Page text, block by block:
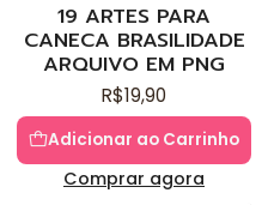
19 ARTES PARA
CANECA BRASILIDADE
ARQUIVO EM PNG
R$19,90
Adicionar ao Carrinho
Comprar agora